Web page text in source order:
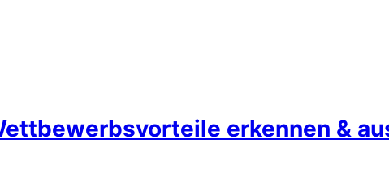
erkennen &